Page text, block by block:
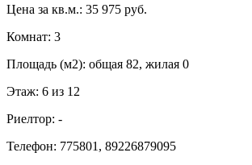
Цена за кв.м.: 35 975 руб.
Комнат: 3
Площадь (м2): общая 82, жилая 0
Этаж: 6 из 12
Риелтор: -
Телефон: 775801, 89226879095